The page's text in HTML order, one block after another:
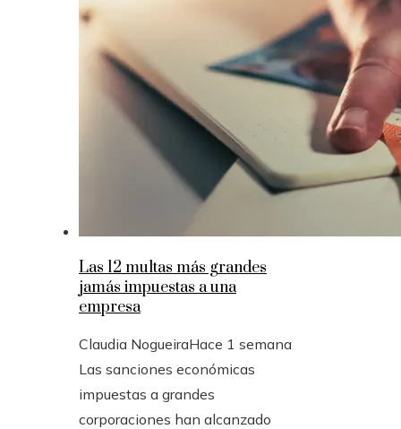
Las 12 multas más grandes
jamás impuestas a una
empresa
Claudia NogueiraHace 1 semana
Las sanciones económicas
impuestas a grandes
corporaciones han alcanzado